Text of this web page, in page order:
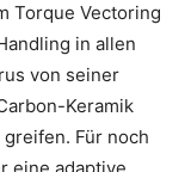
Torque Vectoring
in allen
von seiner
Keramik
Für noch